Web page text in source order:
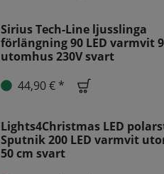
Sirius Tech-Line ljusslinga
förlängning 90 LED varmvit
utomhus 230V svart
44,90 € *
Lights4Christmas LED
Sputnik 200 LED varmvit
50 cm svart